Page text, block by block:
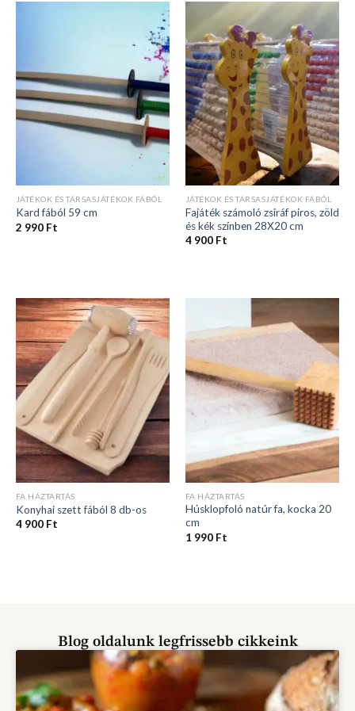
JÁTÉKOK ÉS TÁRSASJÁTÉKOK FÁBÓL
Kard fából 59 cm
2 990Ft
JÁTÉKOK ÉS TÁRSASJÁTÉKOK FÁBÓL
Fajáték számoló zsiráf piros, zöld
és kék színben 28X20 cm
4 900 Ft
FA HÁZTARTÁS
Konyhai szett fából 8 db-os
4 900Ft
FA HÁZTARTÁS
Húsklopfoló natúr fa, kocka 20
cm
1 990
Blog oldalunk legfrissebb cikkeink